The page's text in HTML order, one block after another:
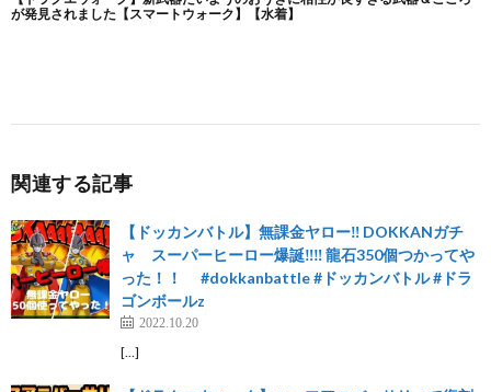
関連する記事
【ドッカンバトル】無課金ヤロー‼️ DOKKANガチ
ャ スーパーヒーロー爆誕‼️‼️ 龍石350個つかってや
った！！ #dokkanbattle #ドッカンバトル #ドラ
ゴンボールz
2022.10.20
[…]